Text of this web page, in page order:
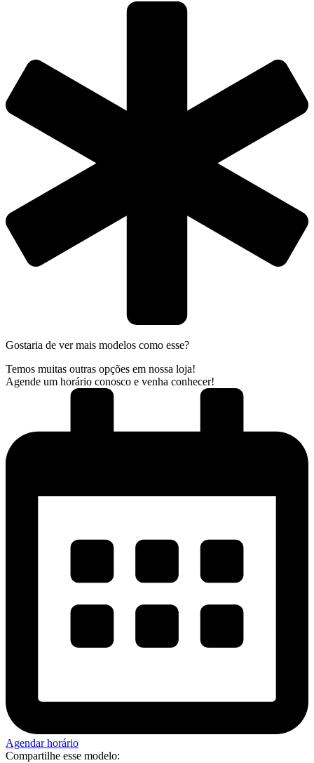
Gostaria de ver mais modelos como esse?
Temos muitas outras opções em nossa loja!
Agende um horário conosco e venha conhecer!
Agendar horário
Compartilhe esse modelo: